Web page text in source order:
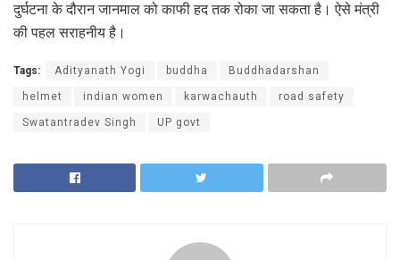
दुर्घटना के दौरान जानमाल को काफी हद तक रोका जा सकता है। ऐसे मंत्री
की पहल सराहनीय है।
Tags: Adityanath Yogi buddha Buddhadarshan
helmet indian women karwachauth road safety
Swatantradev Singh UP govt